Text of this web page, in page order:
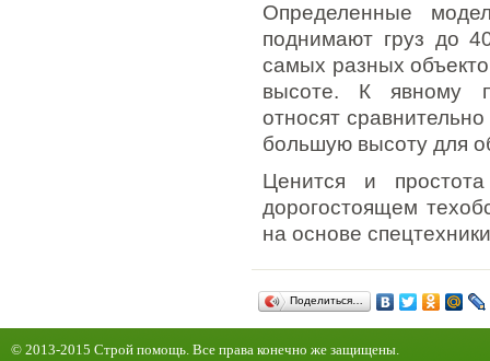
Определенные
поднимают груз до
самых разных
высоте. К явному
относят
большую высоту для
Ценится и
дорогостоящем
на основе
Поделиться…
© 2013-2015 Строй помощь. Все права конечно же защищены.